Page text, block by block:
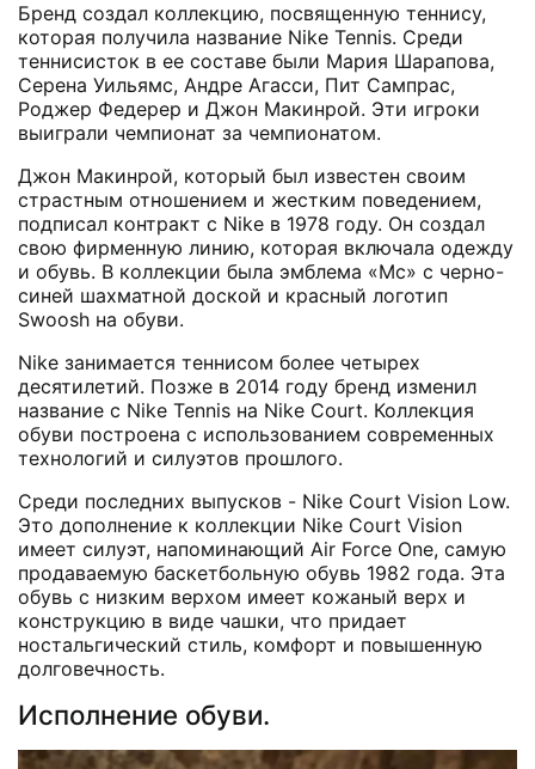
Бренд создал коллекцию, посвященную теннису,
которая получила название Nike Tennis. Среди
теннисисток в ее составе были Мария Шарапова,
Серена Уильямс, Андре Агасси, Пит Сампрас,
Роджер Федерер и Джон Макинрой. Эти игроки
выиграли чемпионат за чемпионатом.
Джон Макинрой, который был известен своим
страстным отношением и жестким поведением,
подписал контракт с Nike в 1978 году. Он создал
свою фирменную линию, которая включала одежду
и обувь. В коллекции была эмблема «Mc» с черно-
синей шахматной доской и красный логотип
Swoosh на обуви.
Nike занимается теннисом более четырех
десятилетий. Позже в 2014 году бренд изменил
название с Nike Tennis на Nike Court. Коллекция
обуви построена с использованием современных
технологий и силуэтов прошлого.
Среди последних выпусков - Nike Court Vision Low.
Это дополнение к коллекции Nike Court Vision
имеет силуэт, напоминающий Air Force One, самую
продаваемую баскетбольную обувь 1982 года. Эта
обувь с низким верхом имеет кожаный верх и
конструкцию в виде чашки, что придает
ностальгический стиль, комфорт и повышенную
долговечность.
Исполнение обуви.